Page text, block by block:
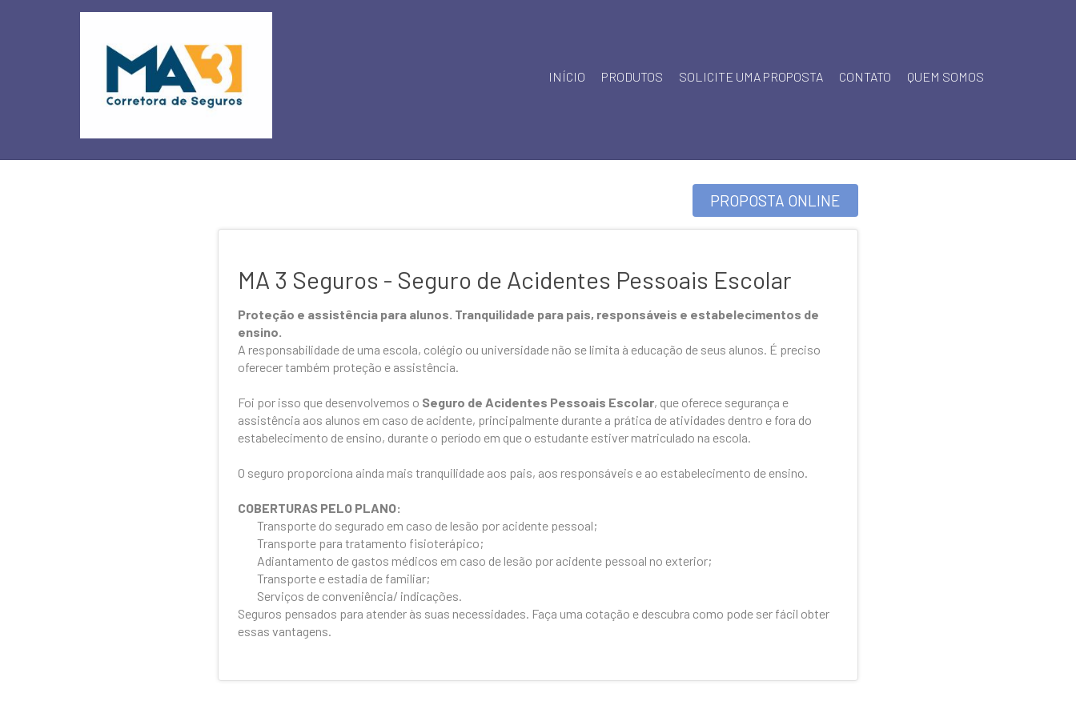
INÍCIO PRODUTOS SOLICITE UMA PROPOSTA CONTATO QUEM SOMOS
PROPOSTA ONLINE
MA 3 Seguros - Seguro de Acidentes Pessoais Escolar
Proteção e assistência para alunos. Tranquilidade para pais, responsáveis e estabelecimentos de
ensino.
A responsabilidade de uma escola, colégio ou universidade não se limita à educação de seus alunos. É preciso
oferecer também proteção e assistência.
Foi por isso que desenvolvemos o Seguro de Acidentes Pessoais Escolar, que oferece segurança e
assistência aos alunos em caso de acidente, principalmente durante a prática de atividades dentro e fora do
estabelecimento de ensino, durante o período em que o estudante estiver matriculado na escola.
O seguro proporciona ainda mais tranquilidade aos pais, aos responsáveis e ao estabelecimento de ensino.
COBERTURAS PELO PLANO:
Transporte do segurado em caso de lesão por acidente pessoal;
Transporte para tratamento fisioterápico;
Adiantamento de gastos médicos em caso de lesão por acidente pessoal no exterior;
Transporte e estadia de familiar;
Serviços de conveniência/ indicações.
Seguros pensados para atender às suas necessidades. Faça uma cotação e descubra como pode ser fácil obter
essas vantagens.